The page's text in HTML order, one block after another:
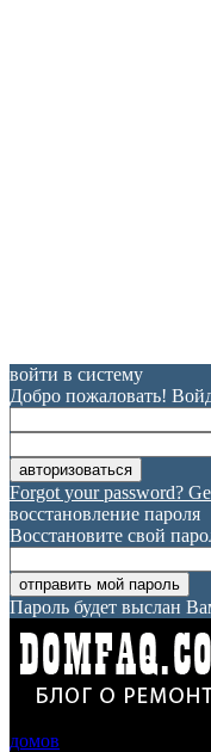
войти в систему
Добро пожаловать!
Forgot your password?
восстановление пароля
Восстановите свой
Пароль будет выслан
домов